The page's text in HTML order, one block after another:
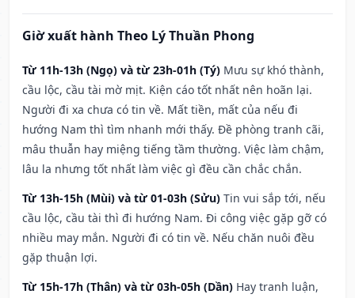
Giờ xuất hành Theo Lý Thuần Phong
Từ 11h-13h (Ngọ) và từ 23h-01h (Tý) Mưu sự khó thành,
cầu lộc, cầu tài mờ mịt. Kiện cáo tốt nhất nên hoãn lại.
Người đi xa chưa có tin về. Mất tiền, mất của nếu đi
hướng Nam thì tìm nhanh mới thấy. Đề phòng tranh cãi,
mâu thuẫn hay miệng tiếng tầm thường. Việc làm chậm,
lâu la nhưng tốt nhất làm việc gì đều cần chắc chắn.
Từ 13h-15h (Mùi) và từ 01-03h (Sửu) Tin vui sắp tới, nếu
cầu lộc, cầu tài thì đi hướng Nam. Đi công việc gặp gỡ có
nhiều may mắn. Người đi có tin về. Nếu chăn nuôi đều
gặp thuận lợi.
Từ 15h-17h (Thân) và từ 03h-05h (Dần) Hay tranh luận,